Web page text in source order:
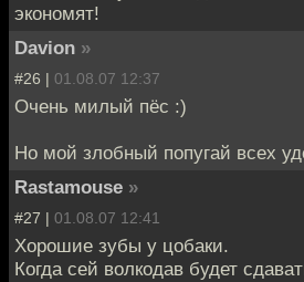
экономят!
Davion »
#26 | 01.08.07 12:37
Очень милый пёс :)
Но мой злобный попугай всех
Rastamouse »
#27 | 01.08.07 12:41
Хорошие зубы у цобаки.
Когда сей волкодав будет